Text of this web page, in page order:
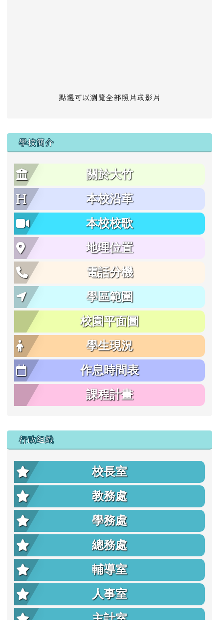
點選可以瀏覽全部照片或影片
學校簡介
關於大竹
本校沿革
本校校歌
地理位置
電話分機
學區範圍
校園平面圖
學生現況
作息時間表
課程計畫
行政組織
校長室
教務處
學務處
總務處
輔導室
人事室